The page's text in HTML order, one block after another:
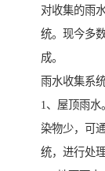
对收集的雨
统。现今多
成。
雨水收集系
1、屋顶雨
染物少，可
统，进行处